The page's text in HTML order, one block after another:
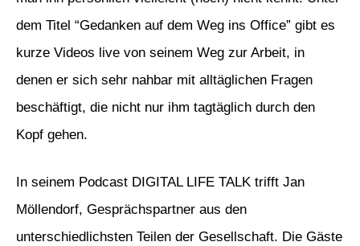
dem Titel “Gedanken auf dem Weg ins Office” gibt es
kurze Videos live von seinem Weg zur Arbeit, in
denen er sich sehr nahbar mit alltäglichen Fragen
beschäftigt, die nicht nur ihm tagtäglich durch den
Kopf gehen.
In seinem Podcast DIGITAL LIFE TALK trifft Jan
Möllendorf, Gesprächspartner aus den
unterschiedlichsten Teilen der Gesellschaft. Die Gäste